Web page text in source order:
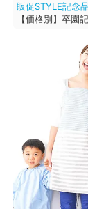
販促STYLE記念品
【価格別】卒園